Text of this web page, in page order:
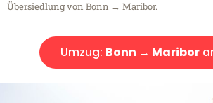
Übersiedlung von Bonn → Maribor.
Umzug: Bonn → Maribor